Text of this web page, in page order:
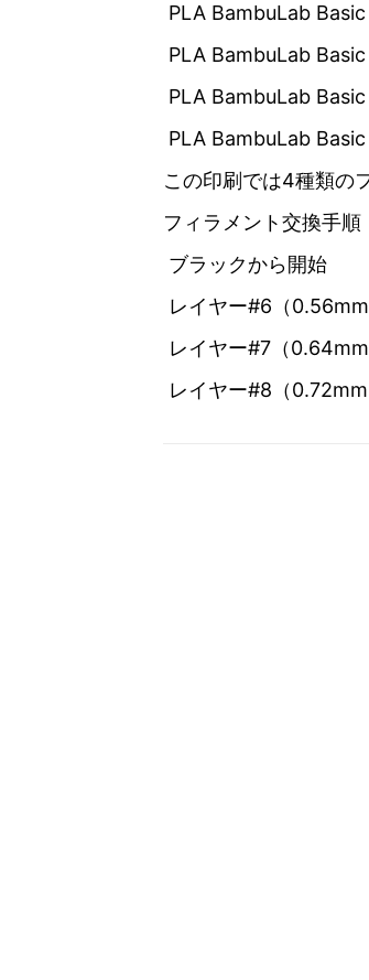
PLA BambuLab
PLA BambuLab
PLA BambuLab
PLA BambuLab
この印刷では4種類の
フィラメント交換手順
ブラックから開始
レイヤー#6（
レイヤー#7（
レイヤー#8（